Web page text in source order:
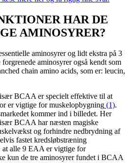
HAR DE
AMINOSYRER?
aminosyrer og lidt ekstra på 3
aminosyrer også kendt som
chain amino acids, som er: leucin,
BCAA er specielt effektive til at
er vigtige for muskelopbygning (1).
kommer ind i billedet. Her
BCAA har næsten magiske
og forhindre nedbrydning af
fastet kredsløbstræning
at alle 9 EAA er vigtige for
kun de tre aminosyrer fundet i BCAA